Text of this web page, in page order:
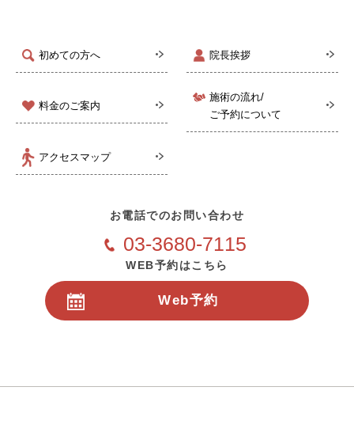
初めての方へ 院長挨拶
料金のご案内
施術の流れ/
ご予約について
アクセスマップ
お電話でのお問い合わせ
03-3680-7115
WEB予約はこちら
Web予約